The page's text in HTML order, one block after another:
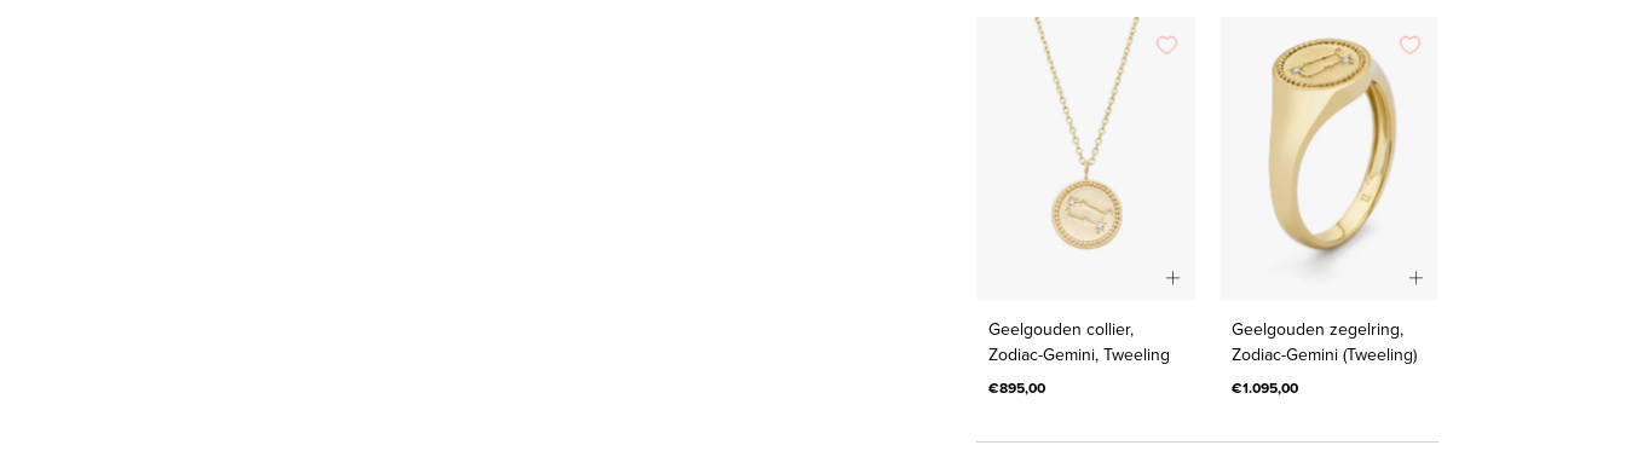
collier,
Tweeling
Geelgouden collier,
Zodiac-Gemini, Tweeling
€895,00
zegelring,
(Tweeling)
Geelgouden zegelring,
Zodiac-Gemini (Tweeling)
€1.095,00